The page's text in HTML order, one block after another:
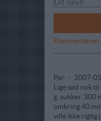
Kommentaren
Per - 2007-
Lige sød nok
g. sukker, 300
omkring 40
ville ikke rigtig